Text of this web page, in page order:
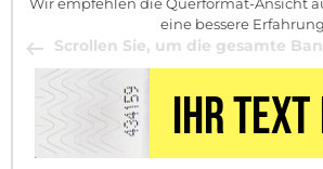
eine bessere Erfahrung
Scrollen Sie, um die gesamte